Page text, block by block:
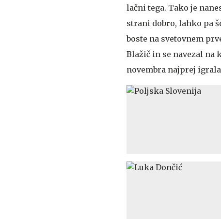
lačni tega. Tako je
strani dobro, lahko pa
boste na svetovnem
Blažič in se navezal na
novembra najprej